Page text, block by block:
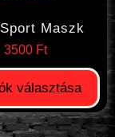
Maszk
3500 Ft
választása